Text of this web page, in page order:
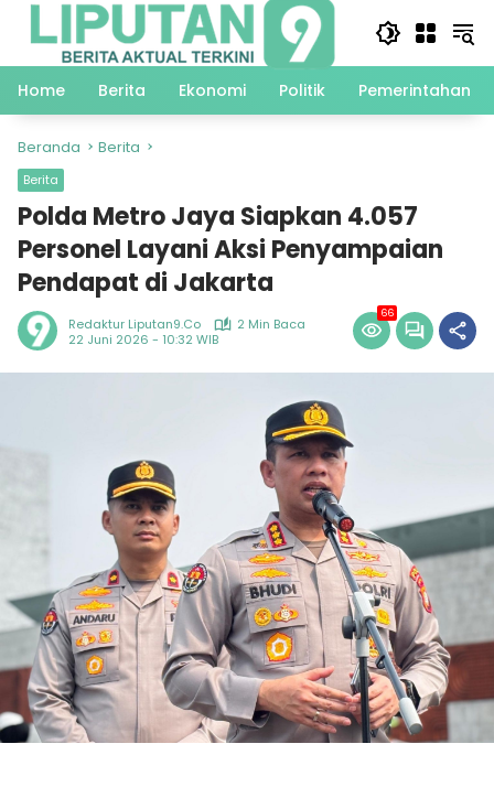
Langsung
Home
Berita Ekonomi Politik Pemerintahan
Beranda Berita
Berita
Polda Metro Jaya Siapkan 4.057
Personel Layani Aksi Penyampaian
Pendapat di Jakarta
Redaktur Liputan9.co
2 Min Baca
22 Juni 2026 - 10:32 WIB
66